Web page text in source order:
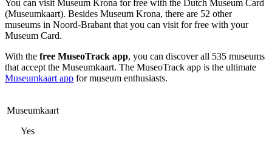
You can visit Museum Krona for free with the Dutch Museum Card
(Museumkaart). Besides Museum Krona, there are 52 other
museums in Noord-Brabant that you can visit for free with your
Museum Card.
With the free MuseoTrack app, you can discover all 535 museums
that accept the Museumkaart. The MuseoTrack app is the ultimate
Museumkaart app for museum enthusiasts.
Museumkaart
Yes